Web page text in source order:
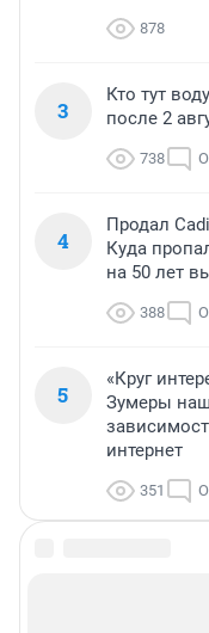
878
3
Кто тут
после 2
738
4
Продал
Куда
на 50 лет
388
5
«Круг
Зумеры
интернет
351